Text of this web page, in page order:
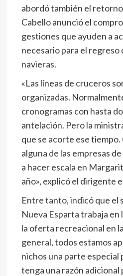
abordó también el
Cabello anunció el
gestiones que ayuden a
necesario para el regreso
navieras.
«Las líneas de cruceros
organizadas.
cronogramas con hasta
antelación. Pero la
que se acorte ese
alguna de las empresas
a hacer escala en
año», explicó el dirigente
Entre tanto, indicó que el
Nueva Esparta trabaja
la oferta recreacional en
general, todos estamos
nichos una parte especial
tenga una razón adicional